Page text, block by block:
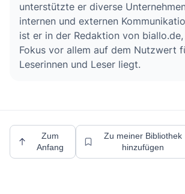
unterstützte er diverse
internen und externen
ist er in der Redaktion von
Fokus vor allem auf dem Nutzwert
Leserinnen und Leser liegt.
Zum
Anfang
Zu meiner Bibliothek
hinzufügen